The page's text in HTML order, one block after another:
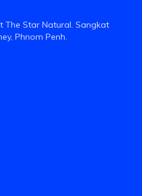
The Star Natural. Sangkat
Phnom Penh.